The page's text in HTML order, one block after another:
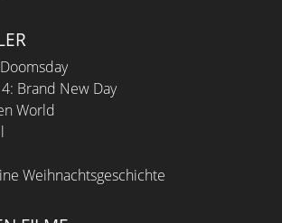
Brand New Day
World
Weihnachtsgeschichte